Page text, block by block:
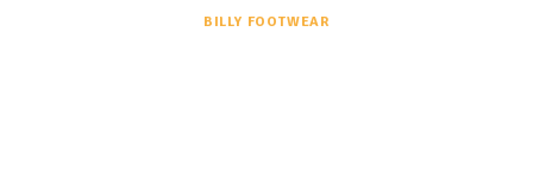
BILLY FOOTWEAR